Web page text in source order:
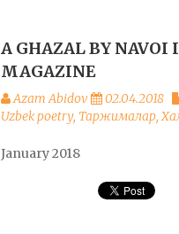
A GHAZAL BY NAVOI
MAGAZINE
Azam Abidov 02.04.2018
Uzbek poetry, Таржималар,
January 2018